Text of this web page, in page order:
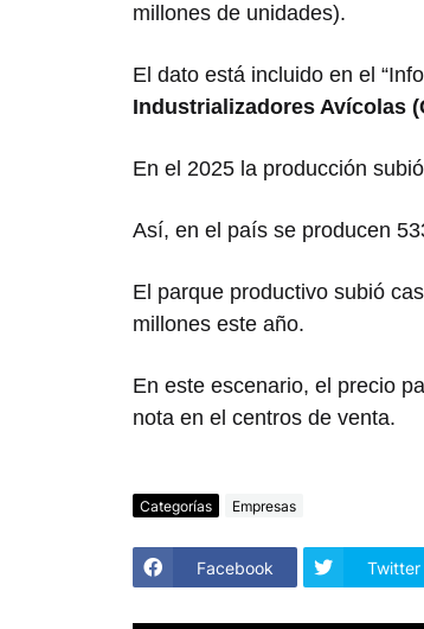
millones de unidades).
El dato está incluido en el
Industrializadores Avícolas
En el 2025 la producción
Así, en el país se producen
El parque productivo subió
millones este año.
En este escenario, el precio
nota en el centros de venta.
Categorías Empresas
Facebook Twitter